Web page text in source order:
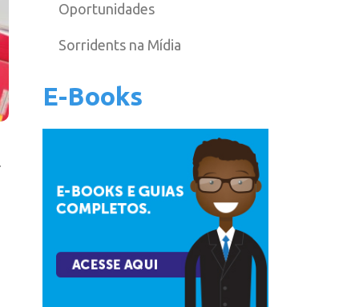
Oportunidades
Sorridents na Mídia
E-Books